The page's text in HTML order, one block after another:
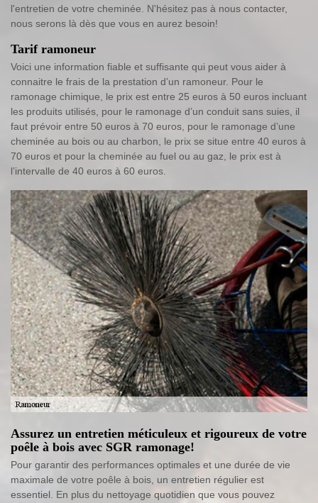
l'entretien de votre cheminée. N'hésitez pas à nous contacter,
nous serons là dès que vous en aurez besoin!
Tarif ramoneur
Voici une information fiable et suffisante qui peut vous aider à
connaitre le frais de la prestation d’un ramoneur. Pour le
ramonage chimique, le prix est entre 25 euros à 50 euros incluant
les produits utilisés, pour le ramonage d’un conduit sans suies, il
faut prévoir entre 50 euros à 70 euros, pour le ramonage d’une
cheminée au bois ou au charbon, le prix se situe entre 40 euros à
70 euros et pour la cheminée au fuel ou au gaz, le prix est à
l’intervalle de 40 euros à 60 euros.
Assurez un entretien méticuleux et rigoureux de votre
poêle à bois avec SGR ramonage!
Pour garantir des performances optimales et une durée de vie
maximale de votre poêle à bois, un entretien régulier est
essentiel. En plus du nettoyage quotidien que vous pouvez